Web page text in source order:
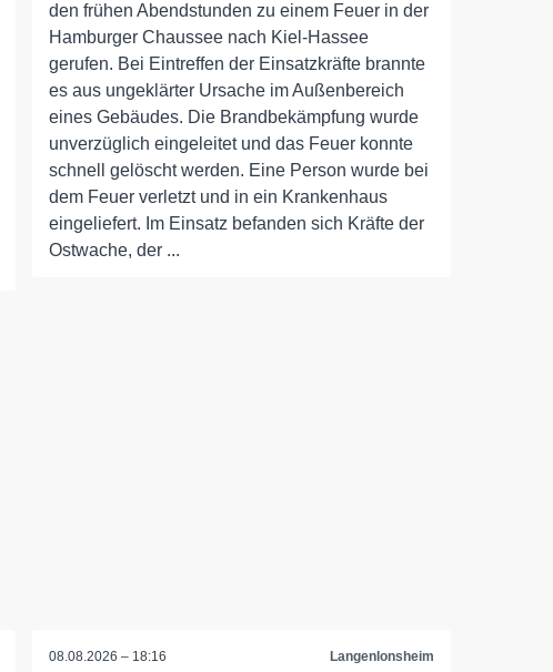
den frühen Abendstunden zu einem Feuer in der
Hamburger Chaussee nach Kiel-Hassee
gerufen. Bei Eintreffen der Einsatzkräfte brannte
es aus ungeklärter Ursache im Außenbereich
eines Gebäudes. Die Brandbekämpfung wurde
unverzüglich eingeleitet und das Feuer konnte
schnell gelöscht werden. Eine Person wurde bei
dem Feuer verletzt und in ein Krankenhaus
eingeliefert. Im Einsatz befanden sich Kräfte der
Ostwache, der ...
08.08.2026 – 18:16 Langenlonsheim